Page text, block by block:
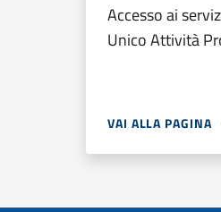
Accesso ai
Unico Attività
VAI ALLA PAGINA